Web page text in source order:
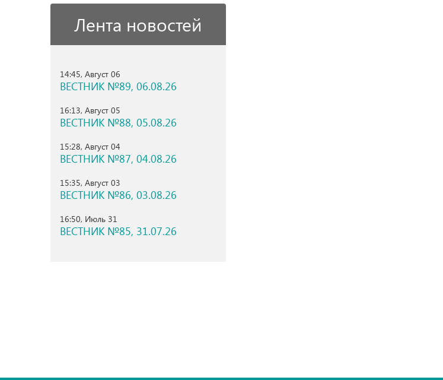
Лента новостей
14:45, Август 06
ВЕСТНИК №89, 06.08.26
16:13, Август 05
ВЕСТНИК №88, 05.08.26
15:28, Август 04
ВЕСТНИК №87, 04.08.26
15:35, Август 03
ВЕСТНИК №86, 03.08.26
16:50, Июль 31
ВЕСТНИК №85, 31.07.26